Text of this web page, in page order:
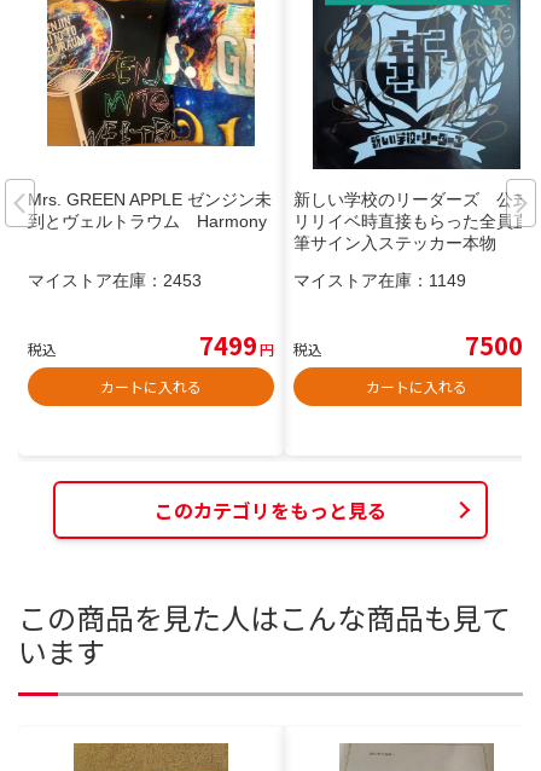
Mrs. GREEN APPLE ゼンジン未
到とヴェルトラウム Harmony
マイストア在庫： 2453
税込 7499円
カートに入れる
新しい学校のリーダーズ 公式
リリイベ時直接もらった全員直
筆サイン入ステッカー本物
マイストア在庫： 1149
税込 7500
カートに入れる
このカテゴリをもっと見る
この商品を見た人はこんな商品も見て
います